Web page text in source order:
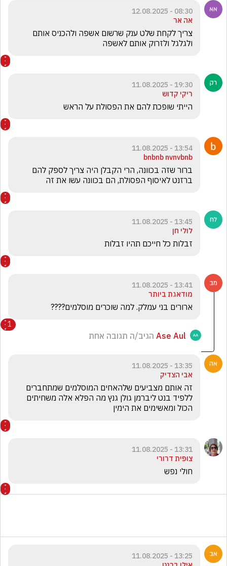
08:30 - 12.08.2025
אה אר
ולגלגל ולזרוק אותם לאשפה
19:30 - 11.08.2025
ריקי קדוש
הייתי שופכת להם את הפסולת על הראש
13:54 - 11.08.2025
bnbnb nvnvbnb
ברזנט לאיסוף הפסולת, הם בכוונה עשו את זה
13:45 - 11.08.2025
לולי חן
זבלות כל חייכם תהיו זבלות
13:41 - 11.08.2025
מודאגת ביותר
ארורים בני עמלק. למה שוכרים מוסלמים????
1
Ase Aul הגיב/ה תגובה אחת
13:35 - 11.08.2025
אבי הצדיק
הכול ומאשימים את הימין
13:31 - 11.08.2025
צופית דרורי
חולי נפש
13:25 - 11.08.2025